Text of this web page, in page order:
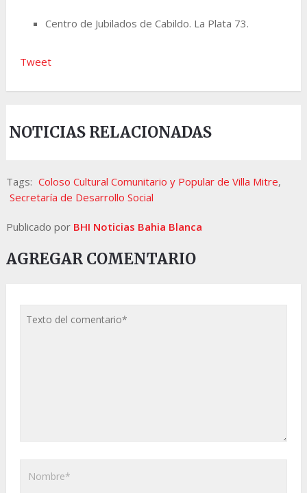
Centro de Jubilados de Cabildo. La Plata 73.
Tweet
NOTICIAS RELACIONADAS
Tags: Coloso Cultural Comunitario y Popular de Villa Mitre,
Secretaría de Desarrollo Social
Publicado por BHI Noticias Bahia Blanca
AGREGAR COMENTARIO